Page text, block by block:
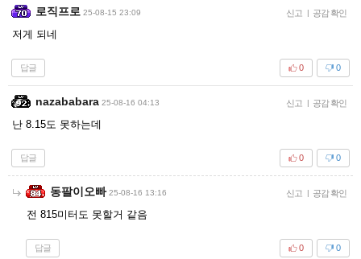
로직프로 25-08-15 23:09 신고 | 공감 확인
저게 되네
답글 0
0
nazababara 25-08-16 04:13 신고 | 공감 확인
난 8.15도 못하는데
답글 0
0
동팔이오빠 25-08-16 13:16 신고 | 공감 확인
전 815미터도 못할거 같음
답글 0
0